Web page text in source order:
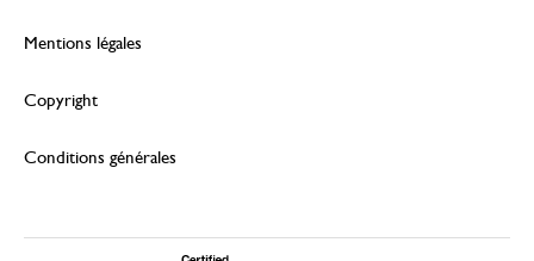
Mentions légales
Copyright
Conditions générales